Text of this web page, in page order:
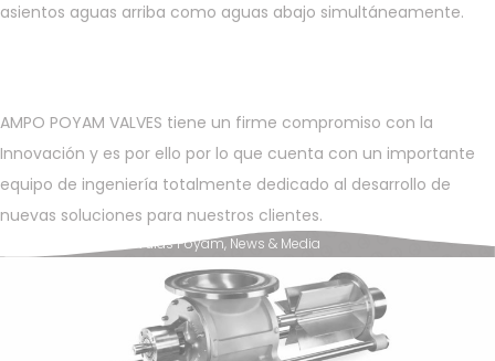
asientos aguas arriba como aguas abajo simultáneamente.
AMPO POYAM VALVES tiene un firme compromiso con la
Innovación y es por ello por lo que cuenta con un importante
equipo de ingeniería totalmente dedicado al desarrollo de
nuevas soluciones para nuestros clientes.
AMPO Válvulas Poyam,News & Media